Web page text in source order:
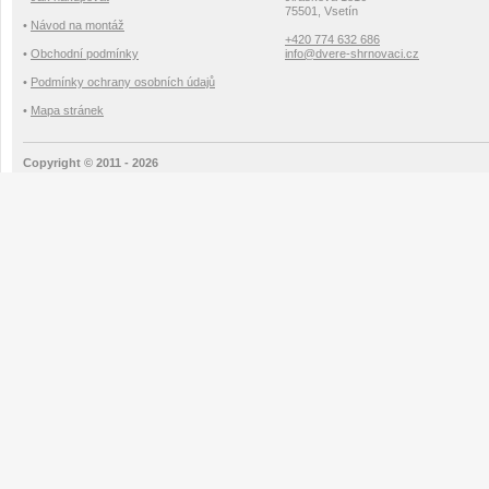
• Návod na montáž
• Obchodní podmínky
• Podmínky ochrany osobních údajů
• Mapa stránek
75501, Vsetín
+420 774 632 686
info@dvere-shrnovaci.cz
Copyright © 2011 - 2026